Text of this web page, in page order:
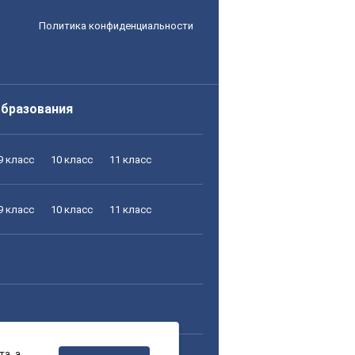
Политика конфиденциальности
класс 10 класс 11 класс
класс 10 класс 11 класс